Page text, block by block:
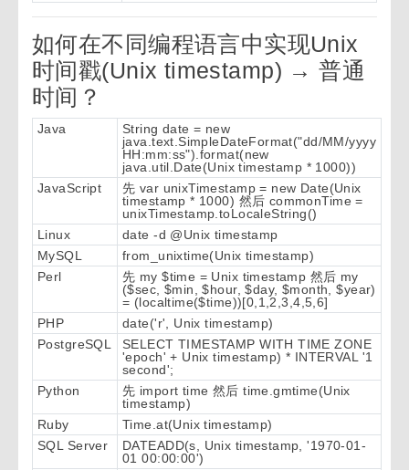
如何在不同编程语言中实现Unix
时间戳(Unix timestamp) → 普通
时间？
Java
String date = new
java.text.SimpleDateFormat("dd/MM/yyyy
HH:mm:ss").format(new
java.util.Date(Unix timestamp * 1000))
JavaScript
先 var unixTimestamp = new Date(Unix
timestamp * 1000) 然后 commonTime =
unixTimestamp.toLocaleString()
Linux
date -d @Unix timestamp
MySQL
from_unixtime(Unix timestamp)
Perl
先 my $time = Unix timestamp 然后 my
($sec, $min, $hour, $day, $month, $year)
= (localtime($time))[0,1,2,3,4,5,6]
PHP
date('r', Unix timestamp)
PostgreSQL
SELECT TIMESTAMP WITH TIME ZONE
'epoch' + Unix timestamp) * INTERVAL '1
second';
Python
先 import time 然后 time.gmtime(Unix
timestamp)
Ruby
Time.at(Unix timestamp)
SQL Server
DATEADD(s, Unix timestamp, '1970-01-
01 00:00:00')